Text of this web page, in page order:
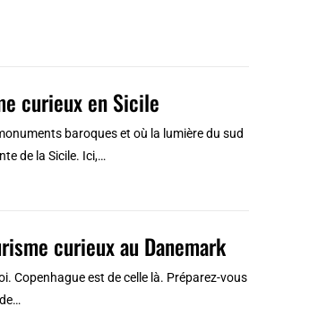
curieux en Sicile
baroques et où la lumière du sud
de la Sicile. Ici,…
curieux au Danemark
Copenhague est de celle là. Préparez-vous